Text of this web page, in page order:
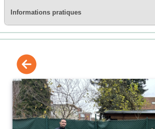
Informations pratiques